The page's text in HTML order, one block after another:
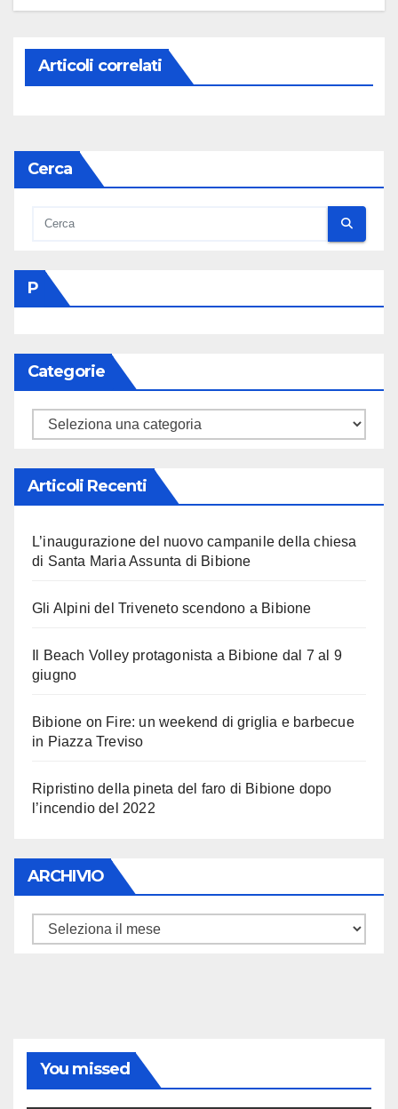
Articoli correlati
Cerca
P
Categorie
Categorie
Articoli Recenti
L’inaugurazione del nuovo campanile della chiesa
di Santa Maria Assunta di Bibione
Gli Alpini del Triveneto scendono a Bibione
Il Beach Volley protagonista a Bibione dal 7 al 9
giugno
Bibione on Fire: un weekend di griglia e barbecue
in Piazza Treviso
Ripristino della pineta del faro di Bibione dopo
l’incendio del 2022
ARCHIVIO
ARCHIVIO
You missed